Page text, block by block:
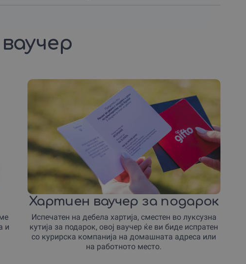
и
Хартиен ваучер за подарок
Испечатен на дебела хартија, сместен во луксузна
кутија за подарок, овој ваучер ќе ви биде испратен
со курирска компанија на домашната адреса или
на работното место.